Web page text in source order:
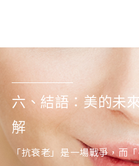
六、結語：美的未
解
「抗衰老」是一場戰爭，而